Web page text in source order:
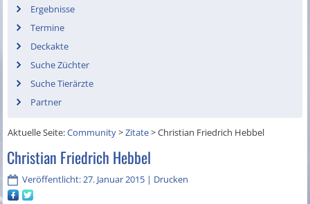
Ergebnisse
Termine
Deckakte
Suche Züchter
Suche Tierärzte
Partner
Aktuelle Seite:Community>Zitate>Christian Friedrich Hebbel
Christian Friedrich Hebbel
Veröffentlicht: 27. Januar 2015 | Drucken